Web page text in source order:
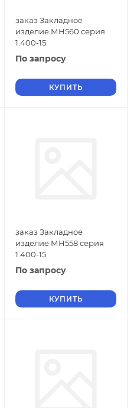
заказ Закладное
изделие МН560 серия
1.400-15
По запросу
КУПИТЬ
заказ Закладное
изделие МН558 серия
1.400-15
По запросу
КУПИТЬ